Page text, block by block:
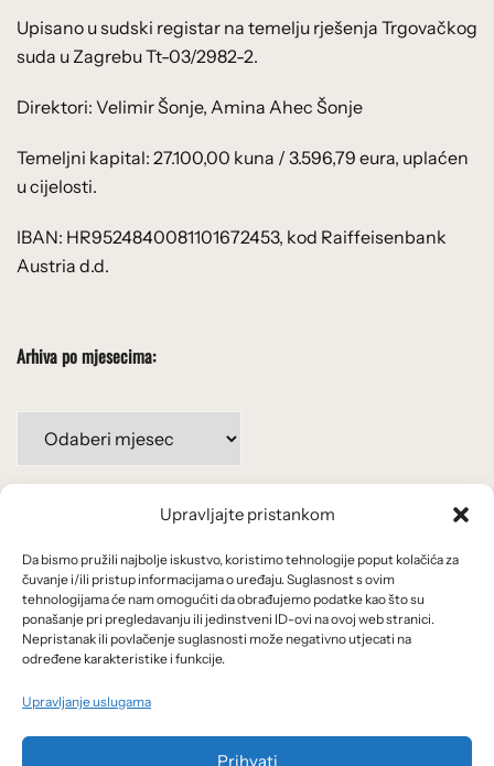
Upravljajte pristankom
Da bismo pružili najbolje iskustvo, koristimo tehnologije poput kolačića za
čuvanje i/ili pristup informacijama o uređaju. Suglasnost s ovim
tehnologijama će nam omogućiti da obrađujemo podatke kao što su
ponašanje pri pregledavanju ili jedinstveni ID-ovi na ovoj web stranici.
Nepristanak ili povlačenje suglasnosti može negativno utjecati na
određene karakteristike i funkcije.
Upravljanje uslugama
Prihvati
Upisano u sudski registar na temelju rješenja Trgovačkog
suda u Zagrebu Tt-03/2982-2.
Direktori: Velimir Šonje, Amina Ahec Šonje
Temeljni kapital: 27.100,00 kuna / 3.596,79 eura, uplaćen
u cijelosti.
IBAN: HR9524840081101672453, kod Raiffeisenbank
Austria d.d.
Arhiva po mjesecima:
mjesecima:
Uvjeti korištenja
Politika privatnosti
Kolačići